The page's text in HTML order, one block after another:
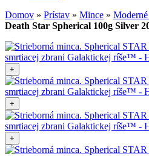
Domov » Prístav » Mince »
Death Star Spherical 100g Silver
+
+
+